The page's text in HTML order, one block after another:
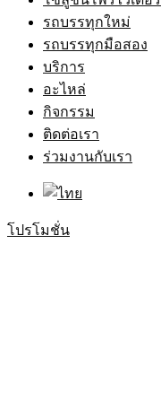
รถบรรทุกใหม่
รถบรรทุกมือสอง
บริการ
อะไหล่
กิจกรรม
ติดต่อเรา
ร่วมงานกับเรา
โปรโมชั่น